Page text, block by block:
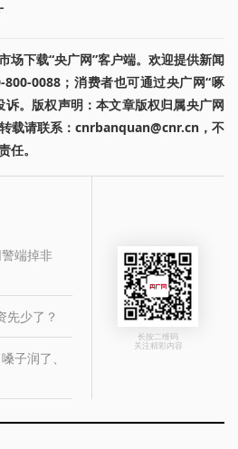
场下载“央广网”客户端。欢迎提供新闻
0088；消费者也可通过央广网“啄
。版权声明：本文章版权归属央广网
载请联系：cnrbanquan@cnr.cn，不
任。
端掉非
先少了？
子润了、
长按二维码
关注精彩内容